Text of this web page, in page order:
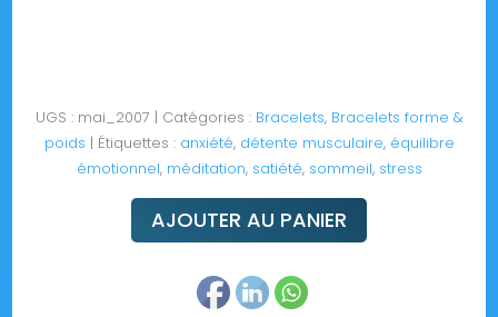
UGS : mai_2007 Catégories : Bracelets, Bracelets forme &
poids
Étiquettes : anxiété, détente musculaire, équilibre
émotionnel, méditation, satiété, sommeil, stress
AJOUTER AU PANIER